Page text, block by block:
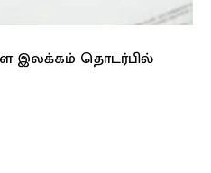
இலக்கம் தொடர்பில்